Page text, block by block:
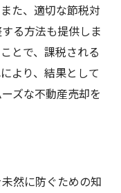
た、適切な節税対
る方法も提供しま
とで、課税される
より、結果として
ズな不動産売却を
然に防ぐための知